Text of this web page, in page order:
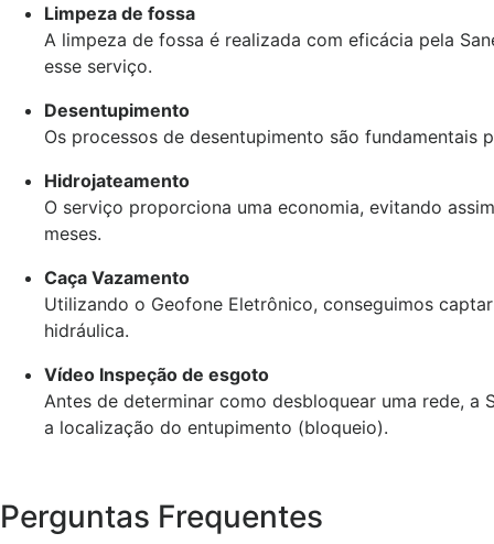
Limpeza de fossa
A limpeza de fossa é realizada com eficácia pela
esse serviço.
Desentupimento
Os processos de desentupimento são fundamentais
Hidrojateamento
O serviço proporciona uma economia, evitando
meses.
Caça Vazamento
Utilizando o Geofone Eletrônico, conseguimos
hidráulica.
Vídeo Inspeção de esgoto
Antes de determinar como desbloquear uma rede, a
a localização do entupimento (bloqueio).
Perguntas Frequentes